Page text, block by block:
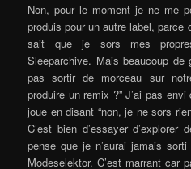
Non, pour le moment je ne me
produis pour un autre label, parce
sait que je sors mes
Sleeparchive. Mais beaucoup
pas sortir de morceau sur
produire un remix ?” J’ai pas
joue en disant “non, je ne sors
C’est bien d’essayer
pense que je n’aurai jamais
Modeselektor. C’est marrant car